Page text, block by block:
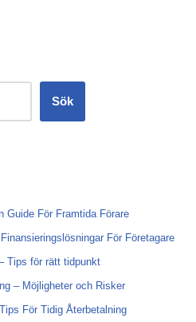
Sök
Guide För Framtida Förare
För Företagare
Tips för rätt tidpunkt
– Möjligheter och Risker
För Tidig Återbetalning